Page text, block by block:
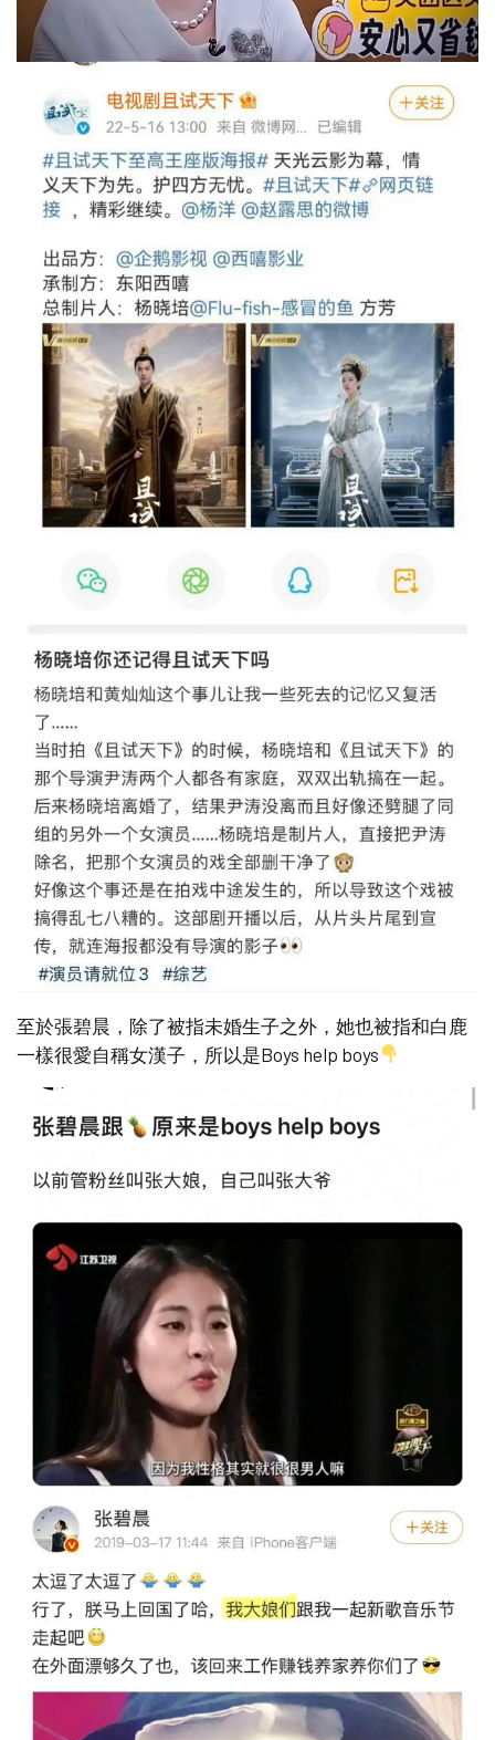
至於張碧晨，除了被指未婚生子之外，她也被指和白鹿
一樣很愛自稱女漢子，所以是Boys help boys